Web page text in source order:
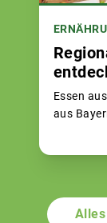
Essen
aus